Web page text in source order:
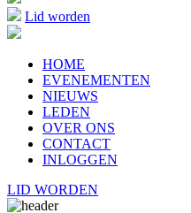
Lid worden
HOME
EVENEMENTEN
NIEUWS
LEDEN
OVER ONS
CONTACT
INLOGGEN
LID WORDEN